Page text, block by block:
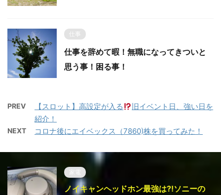
仕事
仕事を辞めて暇！無職になってきついと
思う事！困る事！
PREV 【スロット】高設定が入る
旧イベント日、強い日を
紹介！
NEXT コロナ後にエイベックス（7860)株を買ってみた！
家電
ノイキャンヘッドホン最強は⁈ソニーの